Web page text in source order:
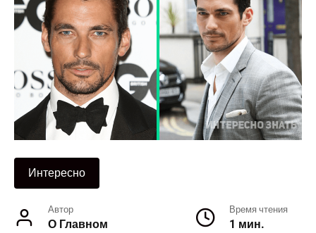
Интересно
Автор
О Главном
Время чтения
1 мин.